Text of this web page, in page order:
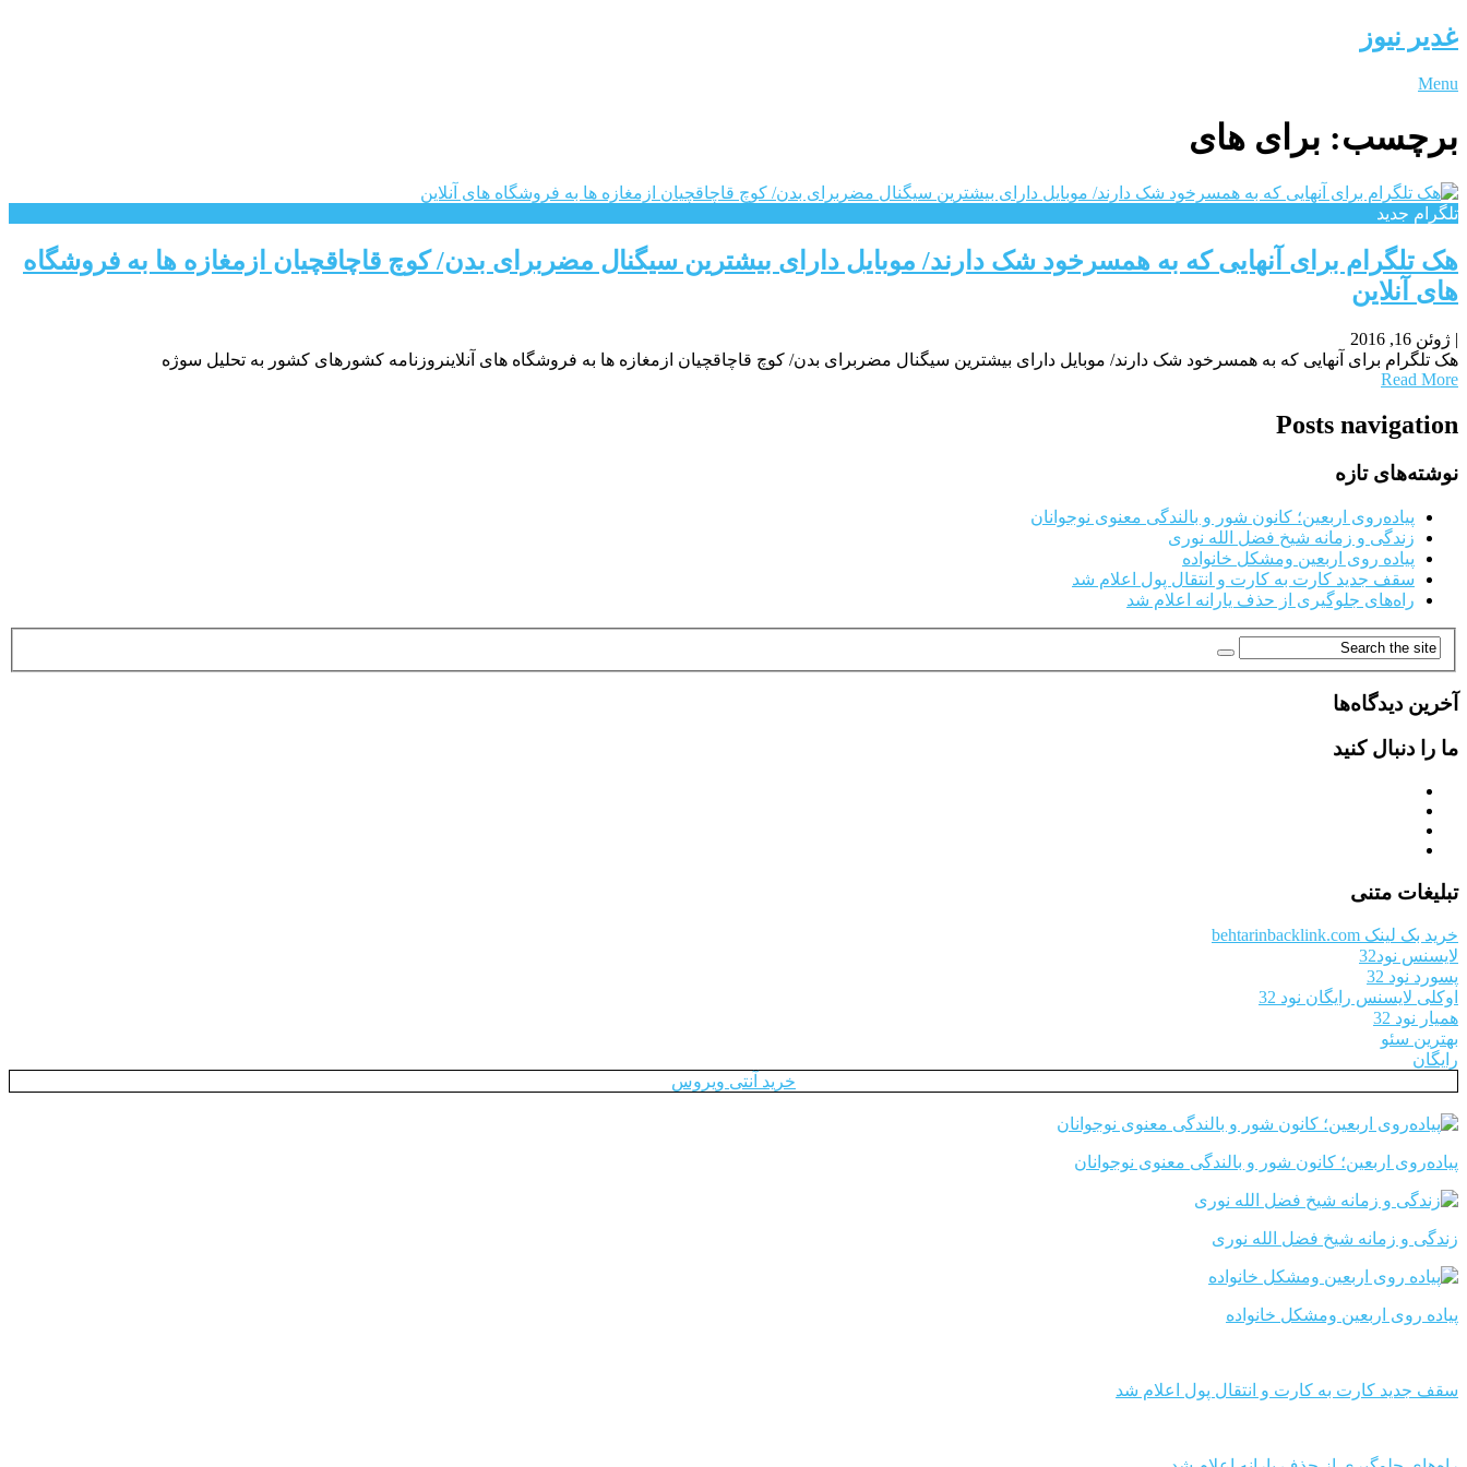
غدیر نیوز
Menu
برچسب: برای های
تلگرام جدید
هک تلگرام برای آنهایی که به همسرخود شک دارند/ موبایل دارای بیشترین سیگنال مضربرای بدن/ کوچ قاچاقچیان ازمغازه ها به فروشگاه
های آنلاین
| ژوئن 16, 2016
هک تلگرام برای آنهایی که به همسرخود شک دارند/ موبایل دارای بیشترین سیگنال مضربرای بدن/ کوچ قاچاقچیان ازمغازه ها به فروشگاه های آنلاینروزنامه کشورهای کشور به تحلیل سوژه
Read More
Posts navigation
نوشته‌های تازه
پیاده‌روی اربعین؛ کانون شور و بالندگی معنوی نوجوانان
زندگی و زمانه شیخ فضل الله نوری
پیاده روی اربعین ومشکل خانواده
سقف جدید کارت به کارت و انتقال پول اعلام شد
راه‌های جلوگیری از حذف یارانه اعلام شد
آخرین دیدگاه‌ها
ما را دنبال کنید
تبلیغات متنی
خرید بک لینک behtarinbacklink.com
لایسنس نود32
پسورد نود 32
اوکلی لایسنس رایگان نود 32
همیار نود 32
بهترین سئو
رایگان
خرید آنتی ویروس
پیاده‌روی اربعین؛ کانون شور و بالندگی معنوی نوجوانان
زندگی و زمانه شیخ فضل الله نوری
پیاده روی اربعین ومشکل خانواده
سقف جدید کارت به کارت و انتقال پول اعلام شد